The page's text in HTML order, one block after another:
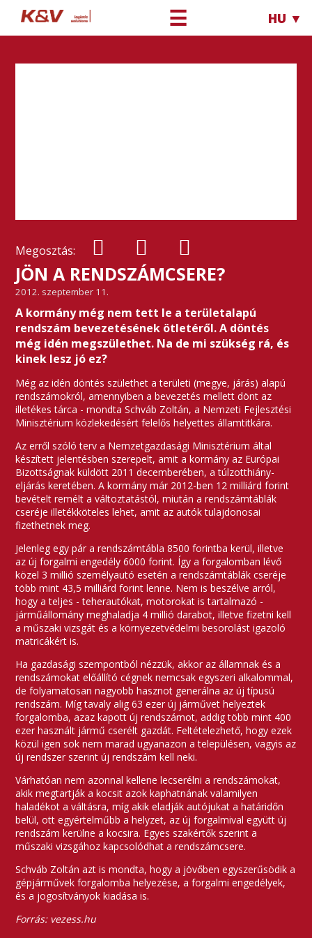
☰ HU ▼
Megosztás:
JÖN A RENDSZÁMCSERE?
2012. szeptember 11.
A kormány még nem tett le a területalapú
rendszám bevezetésének ötletéről. A döntés
még idén megszülethet. Na de mi szükség rá, és
kinek lesz jó ez?
Még az idén döntés születhet a területi (megye, járás) alapú
rendszámokról, amennyiben a bevezetés mellett dönt az
illetékes tárca - mondta Schváb Zoltán, a Nemzeti Fejlesztési
Minisztérium közlekedésért felelős helyettes államtitkára.
Az erről szóló terv a Nemzetgazdasági Minisztérium által
készített jelentésben szerepelt, amit a kormány az Európai
Bizottságnak küldött 2011 decemberében, a túlzotthiány-
eljárás keretében. A kormány már 2012-ben 12 milliárd forint
bevételt remélt a változtatástól, miután a rendszámtáblák
cseréje illetékköteles lehet, amit az autók tulajdonosai
fizethetnek meg.
Jelenleg egy pár a rendszámtábla 8500 forintba kerül, illetve
az új forgalmi engedély 6000 forint. Így a forgalomban lévő
közel 3 millió személyautó esetén a rendszámtáblák cseréje
több mint 43,5 milliárd forint lenne. Nem is beszélve arról,
hogy a teljes - teherautókat, motorokat is tartalmazó -
járműállomány meghaladja 4 millió darabot, illetve fizetni kell
a műszaki vizsgát és a környezetvédelmi besorolást igazoló
matricákért is.
Ha gazdasági szempontból nézzük, akkor az államnak és a
rendszámokat előállító cégnek nemcsak egyszeri alkalommal,
de folyamatosan nagyobb hasznot generálna az új típusú
rendszám. Míg tavaly alig 63 ezer új járművet helyeztek
forgalomba, azaz kapott új rendszámot, addig több mint 400
ezer használt jármű cserélt gazdát. Feltételezhető, hogy ezek
közül igen sok nem marad ugyanazon a településen, vagyis az
új rendszer szerint új rendszám kell neki.
Várhatóan nem azonnal kellene lecserélni a rendszámokat,
akik megtartják a kocsit azok kaphatnának valamilyen
haladékot a váltásra, míg akik eladják autójukat a határidőn
belül, ott egyértelműbb a helyzet, az új forgalmival együtt új
rendszám kerülne a kocsira. Egyes szakértők szerint a
műszaki vizsgához kapcsolódhat a rendszámcsere.
Schváb Zoltán azt is mondta, hogy a jövőben egyszerűsödik a
gépjárművek forgalomba helyezése, a forgalmi engedélyek,
és a jogosítványok kiadása is.
Forrás: vezess.hu